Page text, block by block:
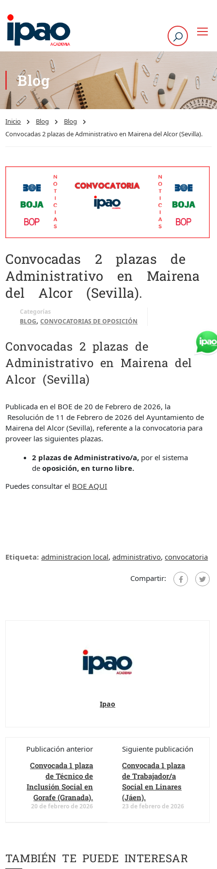
Blog
Inicio Blog
Blog
Convocadas 2 plazas de Administrativo en Mairena del Alcor (Sevilla).
Convocadas 2 plazas de
Administrativo en Mairena
del Alcor (Sevilla).
Categorías
BLOG,CONVOCATORIAS DE OPOSICIÓN
Convocadas 2 plazas de
Administrativo en Mairena del
Alcor (Sevilla)
Publicada en el BOE de 20 de Febrero de 2026, la
Resolución de 11 de Febrero de 2026 del Ayuntamiento de
Mairena del Alcor (Sevilla), referente a la convocatoria para
proveer las siguientes plazas.
2 plazas de Administrativo/a, por el sistema
deoposición, en turno libre.
Puedes consultar el BOE AQUI
Etiqueta: administracion local,administrativo,convocatoria
Compartir:
Ipao
Publicación anterior
Convocada 1 plaza
de Técnico de
Inclusión Social en
Gorafe (Granada).
20 de febrero de 2026
Siguiente publicación
Convocada 1 plaza
de Trabajador/a
Social en Linares
(Jáen).
23 de febrero de 2026
TAMBIÉN TE PUEDE INTERESAR